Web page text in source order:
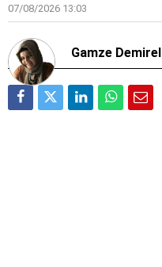
07/08/2026 13:03
Gamze Demirel